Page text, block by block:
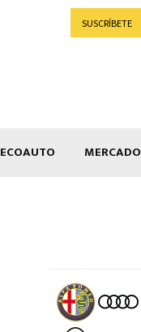
SUSCRÍBETE
ECOAUTO MERCADO